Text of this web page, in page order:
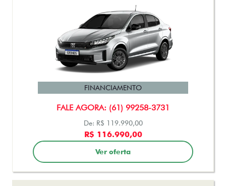
FALE AGORA: (61) 99258-3731
FINANCIAMENTO
De: R$ 119.990,00
R$ 116.990,00
Ver oferta